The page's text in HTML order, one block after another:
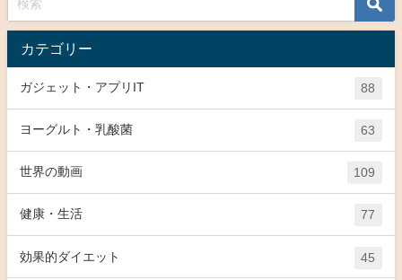
カテゴリー
ガジェット・アプリIT 88
ヨーグルト・乳酸菌 63
世界の動画 109
健康・生活 77
効果的ダイエット 45